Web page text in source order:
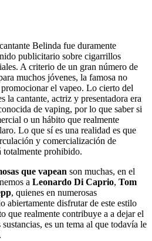
Belinda fue duramente
publicitario sobre cigarrillos
A criterio de un gran número de
muchos jóvenes, la famosa no
el vapeo. Lo cierto del
la cantante, actriz y presentadora era
de vaping, por lo que saber si
o un hábito que realmente
Lo que sí es una realidad es que
y comercialización de
totalmente prohibido.
que vapean son muchas, en el
a Leonardo Di Caprio, Tom
, quienes en numerosas
abiertamente disfrutar de este estilo
que realmente contribuye a a dejar el
es un tema al que todavía le